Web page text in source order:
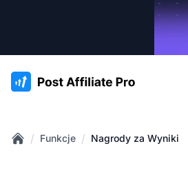
:site.title
/ Funkcje / Nagrody za Wyniki